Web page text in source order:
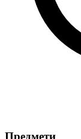
Предмети